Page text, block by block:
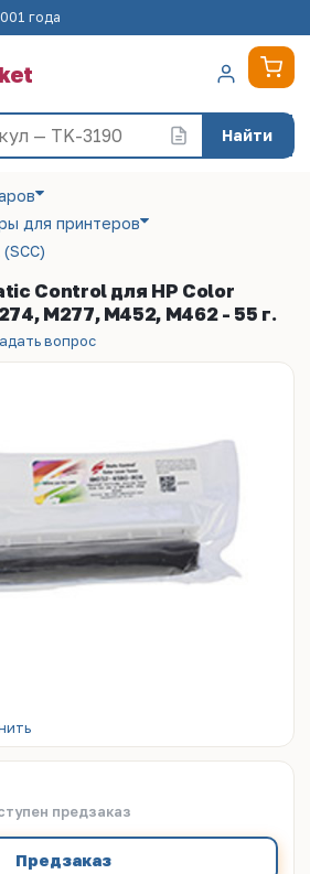
года
Найти
для принтеров
Control для HP Color
M277, M452, M462 - 55 г.
вопрос
предзаказ
Предзаказ